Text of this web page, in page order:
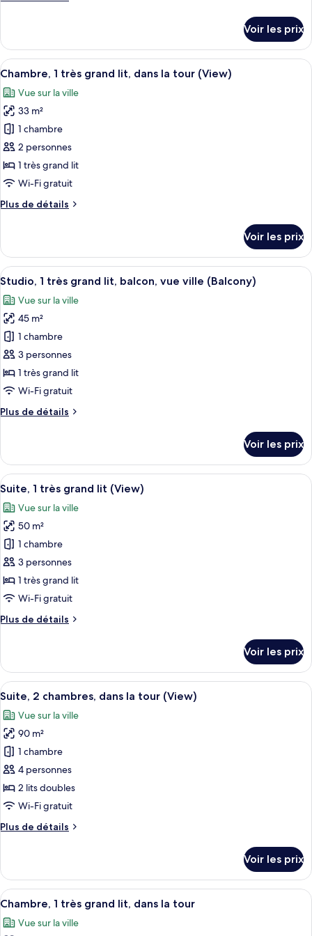
chambre :
grands
lits
le
type
de
Chambre,
2
grands
lits
Voir les prix
Afficher
toutes
les
photos
pour
ce
type
de
chambre :
Chambre,
grand
lit,
dans
la
tour
(View)
Une salle de bain moderne avec un
2
Chambre, 1 très grand lit, dans la tour (View)
Vue sur la ville
33 m²
1 chambre
2 personnes
1 très grand lit
Wi-Fi gratuit
Plus de détails
Plus
le
type
de
Chambre,
très
grand
lit,
dans
la
tour
Voir les prix
Afficher
toutes
les
photos
pour
ce
type
de
chambre :
Studio,
grand
lit,
balcon,
vue
ville
(Balcony)
Une chambre d’hôtel moderne
6
Studio, 1 très grand lit, balcon, vue ville (Balcony)
Vue sur la ville
45 m²
1 chambre
3 personnes
1 très grand lit
Wi-Fi gratuit
Plus de détails
Plus
le
type
de
Studio,
très
grand
lit,
balcon,
vue
ville
Voir les prix
Afficher
toutes
les
photos
pour
ce
type
de
chambre :
Suite,
grand
lit
(View)
Une chambre d’hôtel moderne
10
Suite, 1 très grand lit (View)
Vue sur la ville
50 m²
1 chambre
3 personnes
1 très grand lit
Wi-Fi gratuit
Plus de détails
Plus
le
type
de
Suite,
très
grand
lit
(View)
Voir les prix
Afficher
toutes
les
photos
pour
ce
type
de
chambre :
Suite,
dans
la
tour
(View)
Un salon moderne avec un canapé,
8
Suite, 2 chambres, dans la tour (View)
Vue sur la ville
90 m²
1 chambre
4 personnes
2 lits doubles
Wi-Fi gratuit
Plus de détails
Plus
le
type
de
Suite,
Voir les prix
Afficher
toutes
les
Une chambre d’hôtel dotée d’une
4
Chambre, 1 très grand lit, dans la tour
Vue sur la ville